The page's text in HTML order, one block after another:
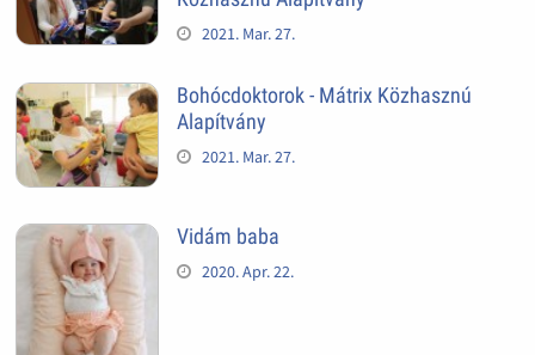
2021. Mar. 27.
Bohócdoktorok - Mátrix Közhasznú
Alapítvány
2021. Mar. 27.
Vidám baba
2020. Apr. 22.